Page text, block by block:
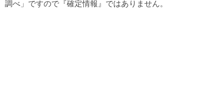
調べ」ですので『確定情報』ではありません。